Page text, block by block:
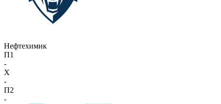
Нефтехимик
П1
-
X
-
П2
-